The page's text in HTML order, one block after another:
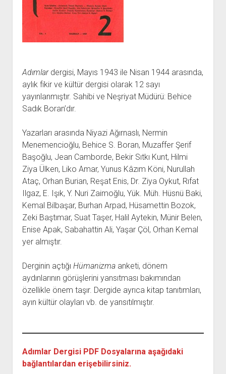
BARIŞ HAREKETLERİ ARŞİV FONU
DAVA DOSYALARI ARŞİV FONU
GÖRSEL-İŞİTSEL ARŞİV FONU
SOL HAREKETLER KİTAPLIĞI
EMEK HAREKETİ KİTAPLIĞI
BARIŞ HAREKETİ KİTAPLIĞI
ÖĞRETMEN HAREKETİ KİTAPLIĞI
ANTİKOMÜNİZM KİTAPLIĞI
NÂZIM HİKMET KİTAPLIĞI
HİKMET KIVILCIMLI KİTAPLIĞI
KERİM SADİ KİTAPLIĞI
HAYDAR RİFAT KİTAPLIĞI
1940’LI YILLAR KİTAPLIĞI
YURTDIŞI KİTAPLIĞI
menüyü
aç
YURTDIŞI KİTAPLIĞI
TDF KİTAPLIĞI
GDF KİTAPLIĞI
ÜYE BAŞVURU FORMU
ARŞİVLERDEN YARARLANMA FORMU
KİTAP ABONE FORMU
İLETİŞİM
İLETİŞİM BİLGİLERİ
BANKA HESAPLARIMIZ
Adımlardergisi, Mayıs 1943 ile Nisan 1944 arasında,
aylık fikir ve kültür dergisi olarak 12 sayı
yayınlanmıştır. Sahibi ve Neşriyat Müdürü: Behice
Sadık Boran’dır.
Yazarları arasında Niyazi Ağırnaslı, Nermin
Menemencioğlu, Behice S. Boran, Muzaffer Şerif
Başoğlu, Jean Camborde, Bekir Sıtkı Kunt, Hilmi
Ziya Ülken, Liko Amar, Yunus Kâzım Köni, Nurullah
Ataç, Orhan Burian, Reşat Enis, Dr. Ziya Oykut, Rıfat
Ilgaz, E. Işık, Y. Nuri Zaimoğlu, Yük. Müh. Hüsnü Baki,
Kemal Bilbaşar, Burhan Arpad, Hüsamettin Bozok,
Zeki Baştımar, Suat Taşer, Halil Aytekin, Münir Belen,
Enise Apak, Sabahattin Ali, Yaşar Çöl, Orhan Kemal
yer almıştır.
Derginin açtığı Hümanizmaanketi, dönem
aydınlarının görüşlerini yansıtması bakımından
özellikle önem taşır. Dergide ayrıca kitap tanıtımları,
ayın kültür olayları vb. de yansıtılmıştır.
Adımlar Dergisi PDF Dosyalarına aşağıdaki
bağlantılardan erişebilirsiniz.